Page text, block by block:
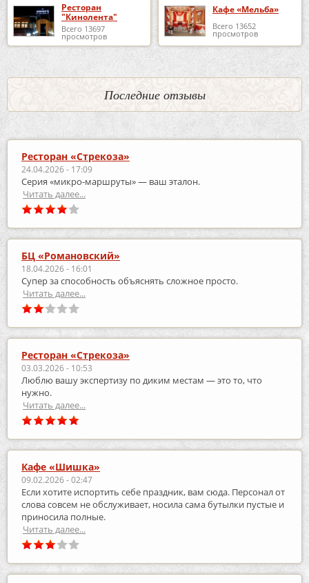
Ресторан
"Кинолента"
Всего 13697
просмотров
Кафе «Мельба»
Всего 13652
просмотров
Последние отзывы
Ресторан «Стрекоза»
24.04.2026 - 17:09
Серия «микро‑маршруты» — ваш эталон.
Читать далее...
БЦ «Романовский»
18.04.2026 - 16:01
Супер за способность объяснять сложное просто.
Читать далее...
Ресторан «Стрекоза»
03.03.2026 - 10:53
Люблю вашу экспертизу по диким местам — это то, что
нужно.
Читать далее...
Кафе «Шишка»
09.02.2026 - 02:47
Если хотите испортить себе праздник, вам сюда. Персонал от
слова совсем не обслуживает, носила сама бутылки пустые и
приносила полные.
Читать далее...